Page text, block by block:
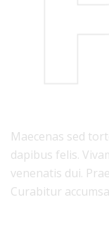
Maecenas sed
dapibus felis.
venenatis dui.
Curabitur